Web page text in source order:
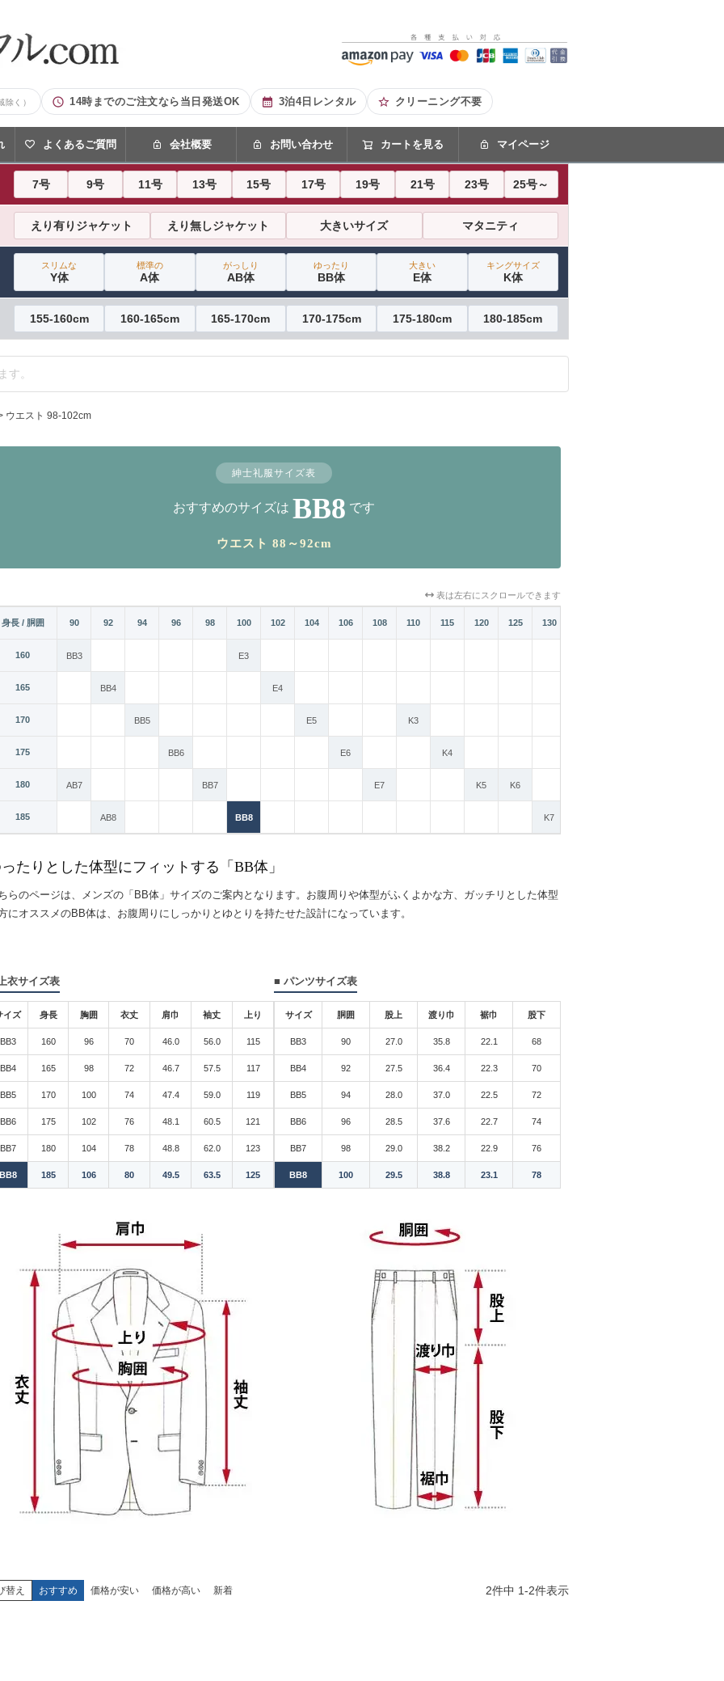
除く） 14時までのご注文なら当日発送OK 3泊4日レンタル クリーニング不要
よくあるご質問 会社概要 お問い合わせ カートを見る マイページ
7号 9号 11号 13号 15号 17号 19号 21号 23号 25号～
えり有りジャケット えり無しジャケット 大きいサイズ マタニティ
スリムな
Y体
標準の
A体
がっしり
AB体
ゆったり
BB体
大きい
E体
キングサイズ
K体
155-160cm 160-165cm 165-170cm 170-175cm 175-180cm 180-185cm
ウエスト 98-102cm
紳士礼服サイズ表
おすすめのサイズは BB8 です
ウエスト 88～92cm
表は左右にスクロールできます
身長 / 胴囲
86 88 90 92 94 96 98 100 102 104 106 108 110 115 120 125 130
160 BB3 E3
165 BB4 E4
170 BB5 E5 K3
175 BB6 E6 K4
180 AB7 BB7 E7 K5 K6
185 AB8 BB8 K7
たりとした体型にフィットする「BB体」
らのページは、メンズの「BB体」サイズのご案内となります。お腹周りや体型がふくよかな方、ガッチリとした体型
にオススメのBB体は、お腹周りにしっかりとゆとりを持たせた設計になっています。
衣サイズ表
イズ 身長 胸囲 衣丈 肩巾 袖丈 上り
BB3 160 96 70 46.0 56.0 115
BB4 165 98 72 46.7 57.5 117
BB5 170 100 74 47.4 59.0 119
BB6 175 102 76 48.1 60.5 121
BB7 180 104 78 48.8 62.0 123
185 106 80 49.5 63.5 125
■ パンツサイズ表
サイズ 胴囲 股上 渡り巾 裾巾 股下
BB3 90 27.0 35.8 22.1 68
BB4 92 27.5 36.4 22.3 70
BB5 94 28.0 37.0 22.5 72
BB6 96 28.5 37.6 22.7 74
BB7 98 29.0 38.2 22.9 76
BB8 100 29.5 38.8 23.1 78
替え おすすめ 価格が安い 価格が高い 新着 2件中 1-2件表示